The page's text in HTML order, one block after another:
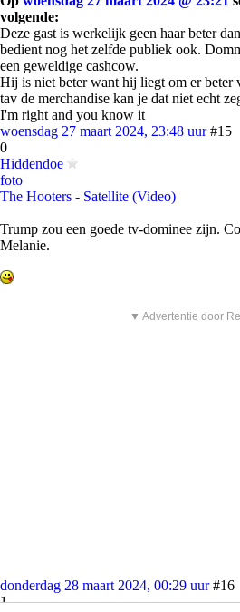
volgende:
Deze gast is werkelijk geen haar beter
bedient nog het zelfde publiek ook.
een geweldige cashcow.
Hij is niet beter want hij liegt om er beter
tav de merchandise kan je dat niet echt
I'm right and you know it
woensdag 27 maart 2024, 23:48 uur #15
0
Hiddendoe
foto
The Hooters - Satellite (Video)
Trump zou een goede tv-dominee zijn.
Melanie.
▼ Advertentie door
donderdag 28 maart 2024, 00:29 uur #16
1